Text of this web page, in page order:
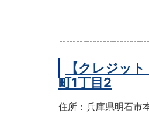
【クレジッ
町1丁目2
住所：兵庫県明石市